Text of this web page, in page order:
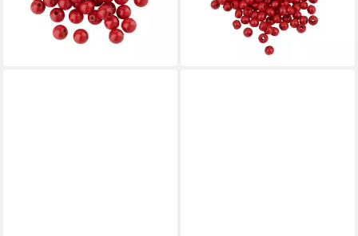
9,09 €
lieferbar - in 3-4 Werktagen bei dir
+4
5,99 €
lieferbar - in 3-4 Werktagen bei dir